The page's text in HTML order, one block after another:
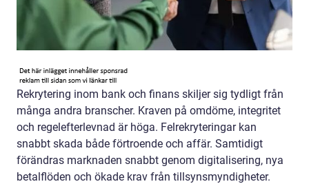
Rekrytering inom bank och finans skiljer sig tydligt från
många andra branscher. Kraven på omdöme, integritet
och regelefterlevnad är höga. Felrekryteringar kan
snabbt skada både förtroende och affär. Samtidigt
förändras marknaden snabbt genom digitalisering, nya
betalflöden och ökade krav från tillsynsmyndigheter.